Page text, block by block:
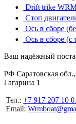
Drift trike
Стоп
Ось в сборе
Ось в сборе
Ваш надёжный
РФ Саратовская
Гагарина 1
Тел.: +7 917 207 10
Email: